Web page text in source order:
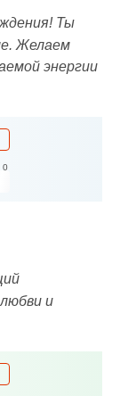
Ты
Желаем
энергии
0
и